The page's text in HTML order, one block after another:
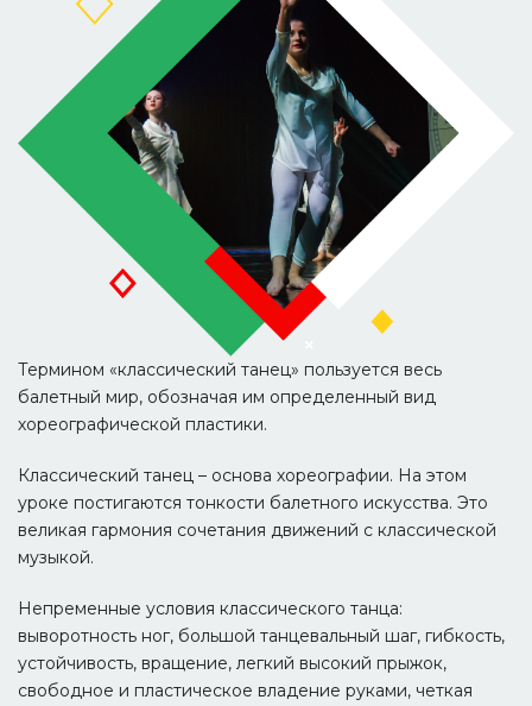
Термином «классический танец» пользуется весь
балетный мир, обозначая им определенный вид
хореографической пластики.
Классический танец – основа хореографии. На этом
уроке постигаются тонкости балетного искусства. Это
великая гармония сочетания движений с классической
музыкой.
Непременные условия классического танца:
выворотность ног, большой танцевальный шаг, гибкость,
устойчивость, вращение, легкий высокий прыжок,
свободное и пластическое владение руками, четкая